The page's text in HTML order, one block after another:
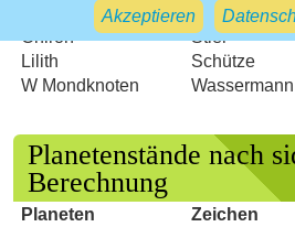
AkzeptierenWassermann
Chiron Stier
Lilith Schütze
W Mondknoten
Wassermann
Planetenstände nach
Berechnung
Planeten Zeichen